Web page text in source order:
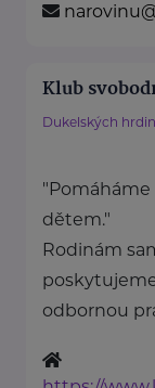
Klub
Dukelských
dětem."
Rodinám
odbornou